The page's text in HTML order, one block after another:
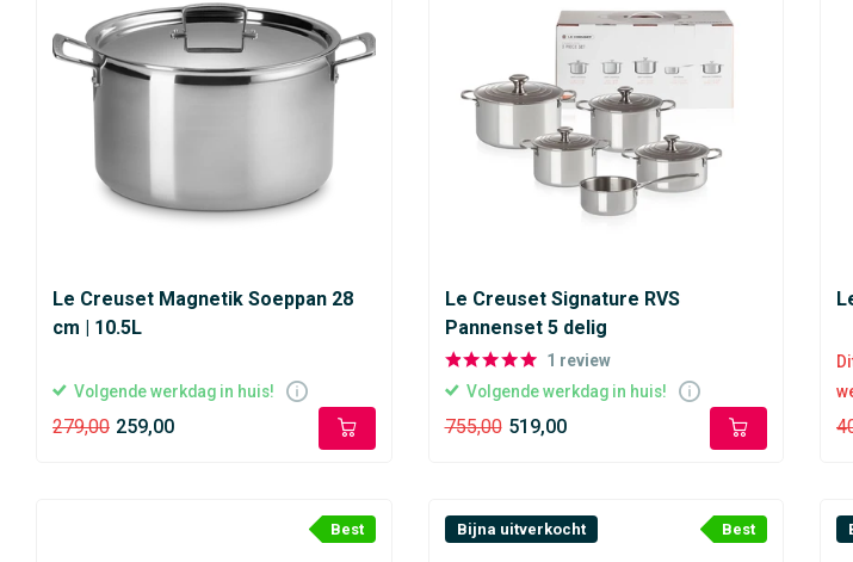
Le Creuset Magnetik Soeppan 28
cm | 10.5L
Volgende werkdag in huis!
279,00 259,00
Le Creuset Signature RVS
Pannenset 5 delig
1 review
Volgende werkdag in huis!
755,00 519,00
Best Bijna uitverkocht Best